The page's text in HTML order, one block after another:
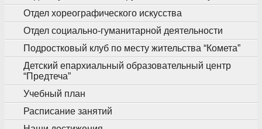
Отдел хореографического искусства
Отдел социально-гуманитарной деятельности
Подростковый клуб по месту жительства “Комета”
Детский епархиальный образовательный центр
“Предтеча”
Учебный план
Расписание занятий